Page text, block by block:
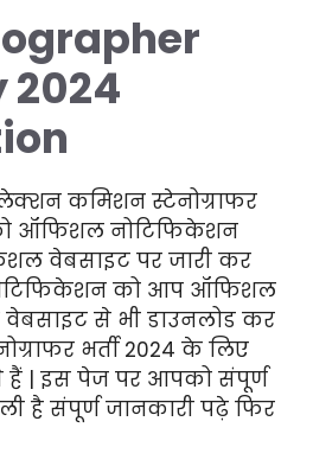
2024
कमिशन स्टेनोग्राफर
ऑफिशल नोटिफिकेशन
वेबसाइट पर जारी कर
को आप ऑफिशल
से भी डाउनलोड कर
भर्ती 2024 के लिए
| इस पेज पर आपको संपूर्ण
है संपूर्ण जानकारी पढ़े फिर